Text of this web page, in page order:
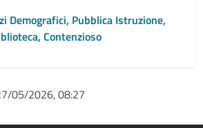
Demografici, Pubblica Istruzione,
Contenzioso
05/2026, 08:27